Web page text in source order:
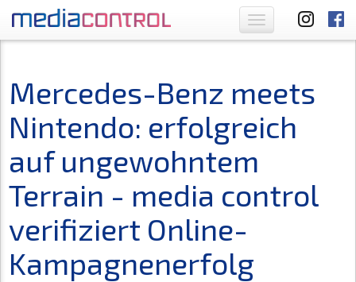
Toggle
navigation
Mercedes-Benz meets
Nintendo: erfolgreich
auf ungewohntem
Terrain - media control
verifiziert Online-
Kampagnenerfolg